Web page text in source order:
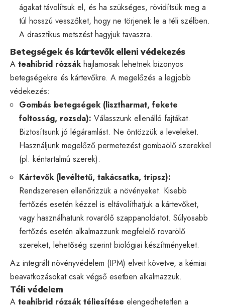
ágakat távolítsuk el, és ha szükséges, rövidítsük meg a
túl hosszú vesszőket, hogy ne törjenek le a téli szélben.
A drasztikus metszést hagyjuk tavaszra.
Betegségek és kártevők elleni védekezés
A teahibrid rózsák hajlamosak lehetnek bizonyos
betegségekre és kártevőkre. A megelőzés a legjobb
védekezés:
Gombás betegségek (lisztharmat, fekete
foltosság, rozsda): Válasszunk ellenálló fajtákat.
Biztosítsunk jó légáramlást. Ne öntözzük a leveleket.
Használjunk megelőző permetezést gombaölő szerekkel
(pl. kéntartalmú szerek).
Kártevők (levéltetű, takácsatka, tripsz):
Rendszeresen ellenőrizzük a növényeket. Kisebb
fertőzés esetén kézzel is eltávolíthatjuk a kártevőket,
vagy használhatunk rovarölő szappanoldatot. Súlyosabb
fertőzés esetén alkalmazzunk megfelelő rovarölő
szereket, lehetőség szerint biológiai készítményeket.
Az integrált növényvédelem (IPM) elveit követve, a kémiai
beavatkozásokat csak végső esetben alkalmazzuk.
Téli védelem
A teahibrid rózsák téliesítése elengedhetetlen a